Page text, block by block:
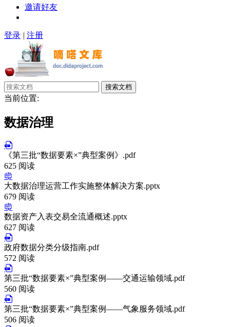
邀请好友
登录 | 注册
搜索文档
当前位置:
数据治理
《第三批“数据要素×”典型案例》.pdf
625 阅读
大数据治理运营工作实施整体解决方案.pptx
679 阅读
数据资产入表交易全流通概述.pptx
627 阅读
政府数据分类分级指南.pdf
572 阅读
第三批“数据要素×”典型案例——交通运输领域.pdf
560 阅读
第三批“数据要素×”典型案例——气象服务领域.pdf
506 阅读